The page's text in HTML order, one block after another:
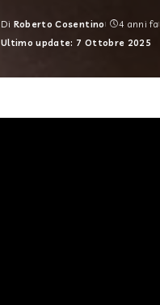
Posted
by
Di Roberto Cosentino 4 anni fa
Ultimo update: 7 Ottobre 2025